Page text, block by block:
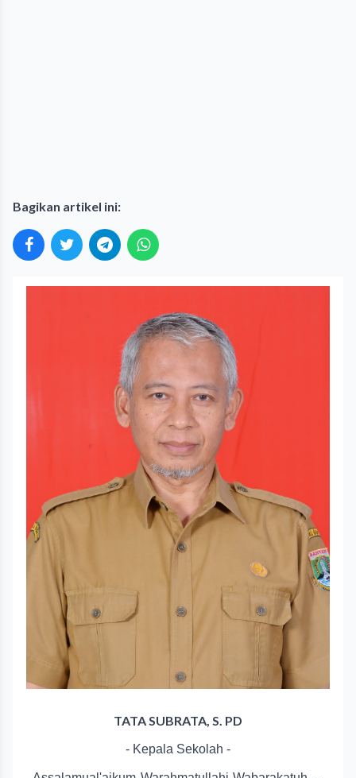
Bagikan artikel ini:
TATA SUBRATA, S. PD
- Kepala Sekolah -